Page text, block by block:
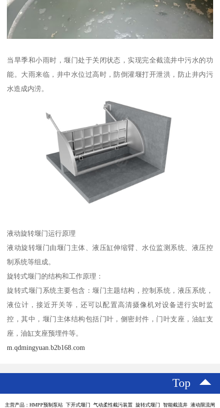
当旱季和小雨时，堰门处于关闭状态，实现完全截流井中污水的功
能。大雨来临，井中水位过高时，防倒灌堰打开泄洪，防止井内污
水造成内涝。
液动旋转堰门运行原理
液动旋转堰门由堰门主体、液压缸伸缩臂、水位监测系统、液压控
制系统等组成。
旋转式堰门的结构和工作原理：
旋转式堰门系统主要包含：堰门主题结构，控制系统，液压系统，
液位计，接近开关等，还可以配置高清摄像机对设备进行实时监
控，其中，堰门主体结构包括门叶，侧密封件，门叶支座，油缸支
座，油缸支座预埋件等。
m.qdmingyuan.b2b168.com
Top
主营产品：HMPP预制泵站 下开式堰门 气动柔性截污装置 旋转式堰门 智能截流井 液动限流闸